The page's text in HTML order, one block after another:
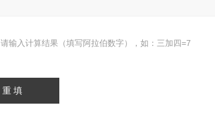
请输入计算结果（填写阿拉伯数字），如：三加四=7